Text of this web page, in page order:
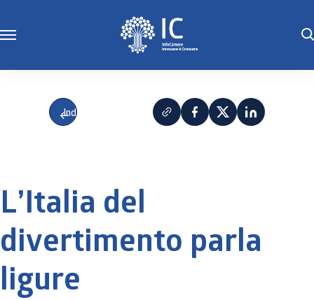
Indietro
L’Italia del
divertimento parla
ligure